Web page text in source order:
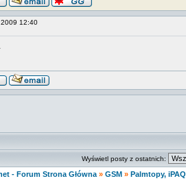
2009 12:40
Wyświetl posty z ostatnich:
- Forum Strona Główna » GSM » Palmtopy,